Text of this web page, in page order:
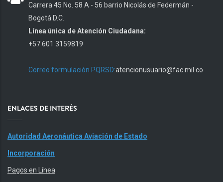
Carrera 45 No. 58 A - 56 barrio Nicolás de Federmán -
Bogotá D.C.
Línea única de Atención Ciudadana:
+57 601 3159819
Correo formulación PQRSD:atencionusuario@fac.mil.co
ENLACES DE INTERÉS
Autoridad Aeronáutica Aviación de Estado
Incorporación
Pagos en Línea